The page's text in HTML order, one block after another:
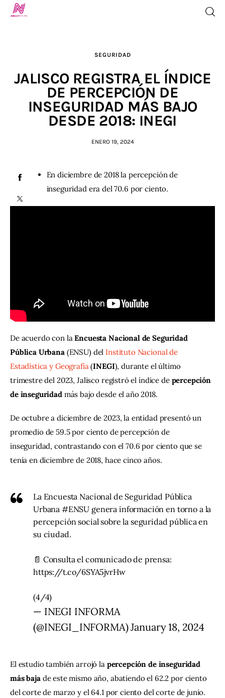
Inicio
TV en Vivo
Jalisco Noticias
Jalisco TV
SEGURIDAD
JALISCO REGISTRA EL ÍNDICE
DE PERCEPCIÓN DE
INSEGURIDAD MÁS BAJO
DESDE 2018: INEGI
ENERO 19, 2024
En diciembre de 2018 la percepción de
inseguridad era del 70.6 por ciento.
De acuerdo con la Encuesta Nacional de Seguridad
Pública Urbana (ENSU) del Instituto Nacional de
Estadística y Geografía (INEGI), durante el último
trimestre del 2023, Jalisco registró el índice de percepción
de inseguridad más bajo desde el año 2018.
De octubre a diciembre de 2023, la entidad presentó un
promedio de 59.5 por ciento de percepción de
inseguridad, contrastando con el 70.6 por ciento que se
tenía en diciembre de 2018, hace cinco años.
La Encuesta Nacional de Seguridad Pública
Urbana #ENSU genera información en torno a la
percepción social sobre la seguridad pública en
su ciudad.
📄 Consulta el comunicado de prensa:
https://t.co/6SYA5jvrHw
(4/4)
— INEGI INFORMA
(@INEGI_INFORMA)January 18, 2024
El estudio también arrojó la percepción de inseguridad
más baja de este mismo año, abatiendo el 62.2 por ciento
del corte de marzo y el 64.1 por ciento del corte de junio.